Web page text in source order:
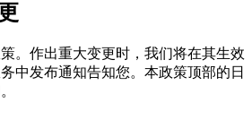
。作出重大变更时，我们将在其生效
中发布通知告知您。本政策顶部的日